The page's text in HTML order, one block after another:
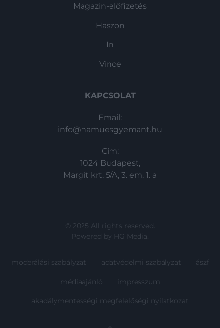
Magazin-előfizetés
Haszon
In
Vince
KAPCSOLAT
Email:
info@hamuesgyemant.hu
Cím:
1024 Budapest,
Margit krt. 5/A, 3. em. 1. a
© 2025 All rights reserved.
Powered by HG Media.
moderálási szabályzat adatvédelmi szabályzat ászf
médiaajánló impresszum
akadálymentességi megfelelőségi nyilatkozat